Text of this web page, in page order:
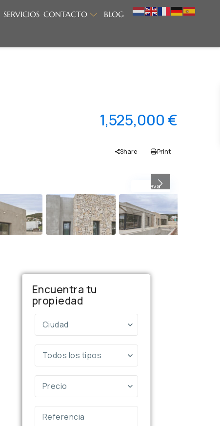
SERVICIOS CONTACTO BLOG
1,525,000 €
Share Print
NuevaPrevious
Encuentra tu
propiedad
Ciudad
Todos los tipos
Precio